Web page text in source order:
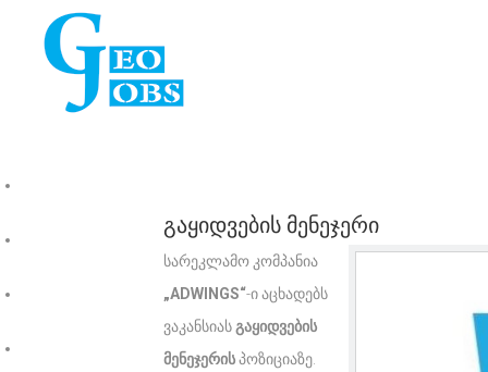
გაყიდვების მენეჯერი
სარეკლამო კომპანია
„ADWINGS“-ი აცხადებს
ვაკანსიასგაყიდვების
მენეჯერისპოზიციაზე.